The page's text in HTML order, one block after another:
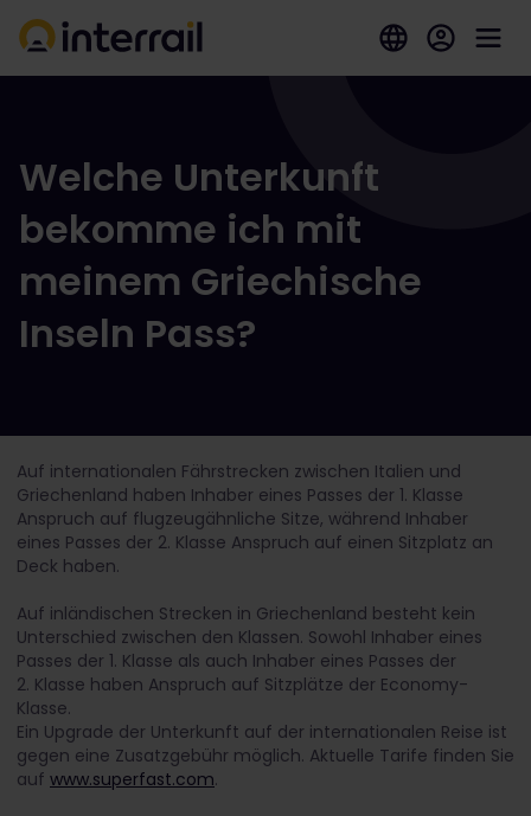
Welche Unterkunft
bekomme ich mit
meinem Griechische
Inseln Pass?
Auf internationalen Fährstrecken zwischen Italien und
Griechenland haben Inhaber eines Passes der 1. Klasse
Anspruch auf flugzeugähnliche Sitze, während Inhaber
eines Passes der 2. Klasse Anspruch auf einen Sitzplatz an
Deck haben.
Auf inländischen Strecken in Griechenland besteht kein
Unterschied zwischen den Klassen. Sowohl Inhaber eines
Passes der 1. Klasse als auch Inhaber eines Passes der
2. Klasse haben Anspruch auf Sitzplätze der Economy-
Klasse.
Ein Upgrade der Unterkunft auf der internationalen Reise ist
gegen eine Zusatzgebühr möglich. Aktuelle Tarife finden Sie
auf www.superfast.com.